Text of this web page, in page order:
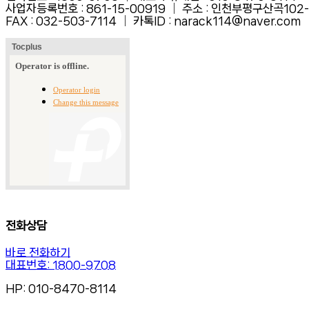
사업자등록번호 : 861-15-00919 │ 주소 : 인천부평구산곡
FAX : 032-503-7114 │ 카톡ID : narack114@naver.com
전화상담
바로 전화하기
대표번호: 1800-9708
HP: 010-8470-8114